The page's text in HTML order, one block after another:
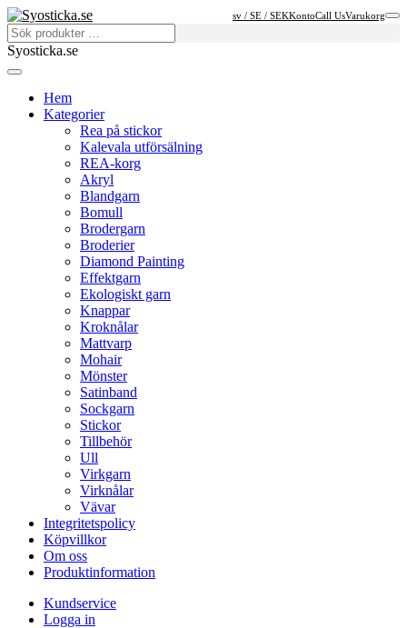
sv / SE / SEKKontoCall UsVarukorg
Syosticka.se
Hem
Kategorier
Rea på stickor
Kalevala utförsälning
REA-korg
Akryl
Blandgarn
Bomull
Brodergarn
Broderier
Diamond Painting
Effektgarn
Ekologiskt garn
Knappar
Kroknålar
Mattvarp
Mohair
Mönster
Satinband
Sockgarn
Stickor
Tillbehör
Ull
Virkgarn
Virknålar
Vävar
Integritetspolicy
Köpvillkor
Om oss
Produktinformation
Kundservice
Logga in